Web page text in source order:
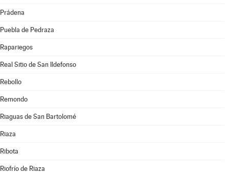
Prádena
Puebla de Pedraza
Rapariegos
Real Sitio de San Ildefonso
Rebollo
Remondo
Riaguas de San Bartolomé
Riaza
Ribota
Riofrío de Riaza